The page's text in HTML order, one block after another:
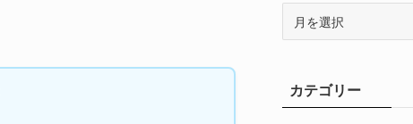
ブカテゴリー